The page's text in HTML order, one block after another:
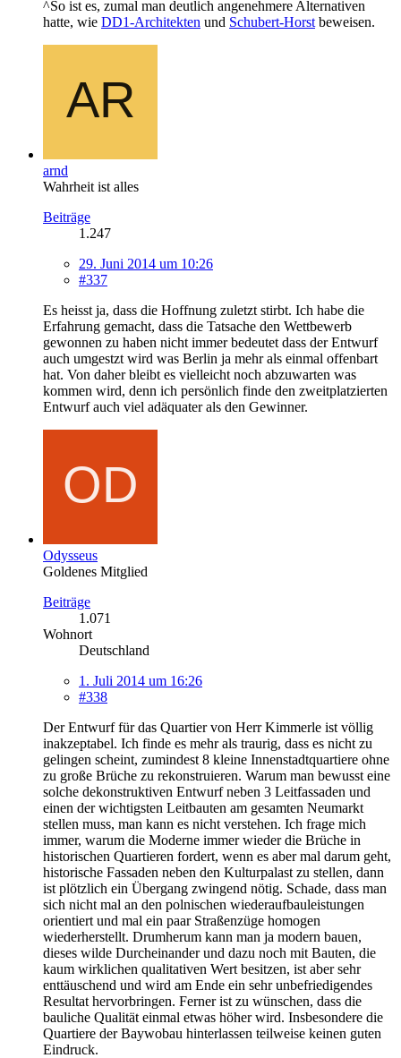
^So ist es, zumal man deutlich angenehmere Alternativen
hatte, wie DD1-Architekten und Schubert-Horst beweisen.
arnd
Wahrheit ist alles
Beiträge
1.247
29. Juni 2014 um 10:26
#337
Es heisst ja, dass die Hoffnung zuletzt stirbt. Ich habe die
Erfahrung gemacht, dass die Tatsache den Wettbewerb
gewonnen zu haben nicht immer bedeutet dass der Entwurf
auch umgestzt wird was Berlin ja mehr als einmal offenbart
hat. Von daher bleibt es vielleicht noch abzuwarten was
kommen wird, denn ich persönlich finde den zweitplatzierten
Entwurf auch viel adäquater als den Gewinner.
Odysseus
Goldenes Mitglied
Beiträge
1.071
Wohnort
Deutschland
1. Juli 2014 um 16:26
#338
Der Entwurf für das Quartier von Herr Kimmerle ist völlig
inakzeptabel. Ich finde es mehr als traurig, dass es nicht zu
gelingen scheint, zumindest 8 kleine Innenstadtquartiere ohne
zu große Brüche zu rekonstruieren. Warum man bewusst eine
solche dekonstruktiven Entwurf neben 3 Leitfassaden und
einen der wichtigsten Leitbauten am gesamten Neumarkt
stellen muss, man kann es nicht verstehen. Ich frage mich
immer, warum die Moderne immer wieder die Brüche in
historischen Quartieren fordert, wenn es aber mal darum geht,
historische Fassaden neben den Kulturpalast zu stellen, dann
ist plötzlich ein Übergang zwingend nötig. Schade, dass man
sich nicht mal an den polnischen wiederaufbauleistungen
orientiert und mal ein paar Straßenzüge homogen
wiederherstellt. Drumherum kann man ja modern bauen,
dieses wilde Durcheinander und dazu noch mit Bauten, die
kaum wirklichen qualitativen Wert besitzen, ist aber sehr
enttäuschend und wird am Ende ein sehr unbefriedigendes
Resultat hervorbringen. Ferner ist zu wünschen, dass die
bauliche Qualität einmal etwas höher wird. Insbesondere die
Quartiere der Baywobau hinterlassen teilweise keinen guten
Eindruck.